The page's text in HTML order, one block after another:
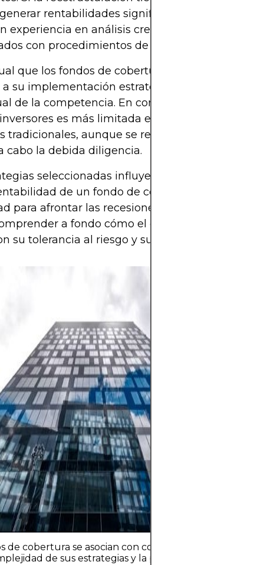
rentabilidades significativas. Sin
experiencia en análisis crediticio y asuntos
con procedimientos de quiebra.
que los fondos de cobertura mantengan el
su implementación estratégica para proteger
de la competencia. En consecuencia, la
es más limitada en comparación con
tradicionales, aunque se realizan informes
cabo la debida diligencia.
seleccionadas influyen directamente en
de un fondo de cobertura, así como
para afrontar las recesiones económicas. Los
a fondo cómo el enfoque de un
su tolerancia al riesgo y sus objetivos de
de cobertura se asocian con comisiones elevadas,
de sus estrategias y la promesa —o al menos la